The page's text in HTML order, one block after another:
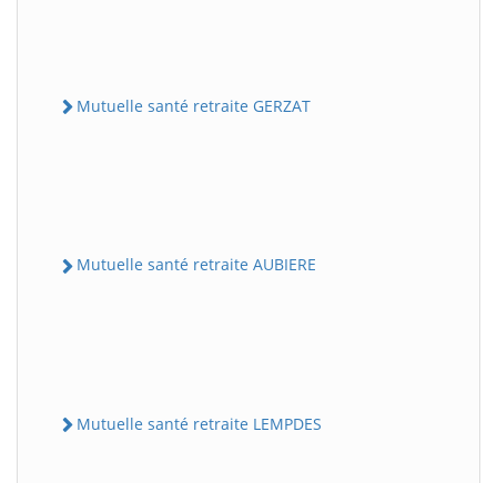
Mutuelle santé retraite GERZAT
Mutuelle santé retraite AUBIERE
Mutuelle santé retraite LEMPDES